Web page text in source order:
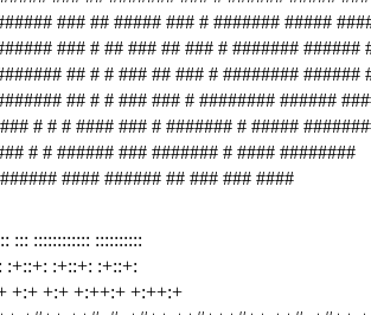
### ## ##### ### # ####### #####
### # ## ### ## ### # ####### ######
## # # ### ## ### # ######## ######
## # # ### ### # ######## ######
# # # #### ### # ####### # #####
# # ###### ### ####### # #### ########
#### ###### ## ### ### ####
::: :::::::::::: ::::::::::
:+::+: :+::+: :+::+:
+:+ +:+ +:++:+ +:++:+